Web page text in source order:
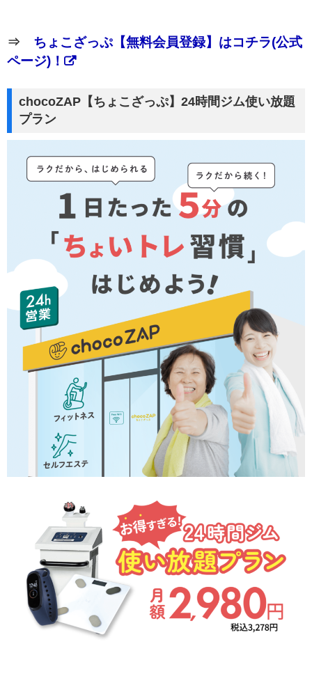
⇒ ちょこざっぷ【無料会員登録】はコチラ(公式
ページ)！
chocoZAP【ちょこざっぷ】24時間ジム使い放題
プラン